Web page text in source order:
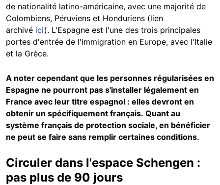
de nationalité latino-américaine, avec une majorité de
Colombiens, Péruviens et Honduriens (lien
archivé ici). L'Espagne est l'une des trois principales
portes d'entrée de l'immigration en Europe, avec l'Italie
et la Grèce.
A noter cependant que les personnes régularisées en
Espagne ne pourront pas s'installer légalement en
France avec leur titre espagnol : elles devront en
obtenir un spécifiquement français. Quant au
système français de protection sociale, en bénéficier
ne peut se faire sans remplir certaines conditions.
Circuler dans l'espace Schengen :
pas plus de 90 jours